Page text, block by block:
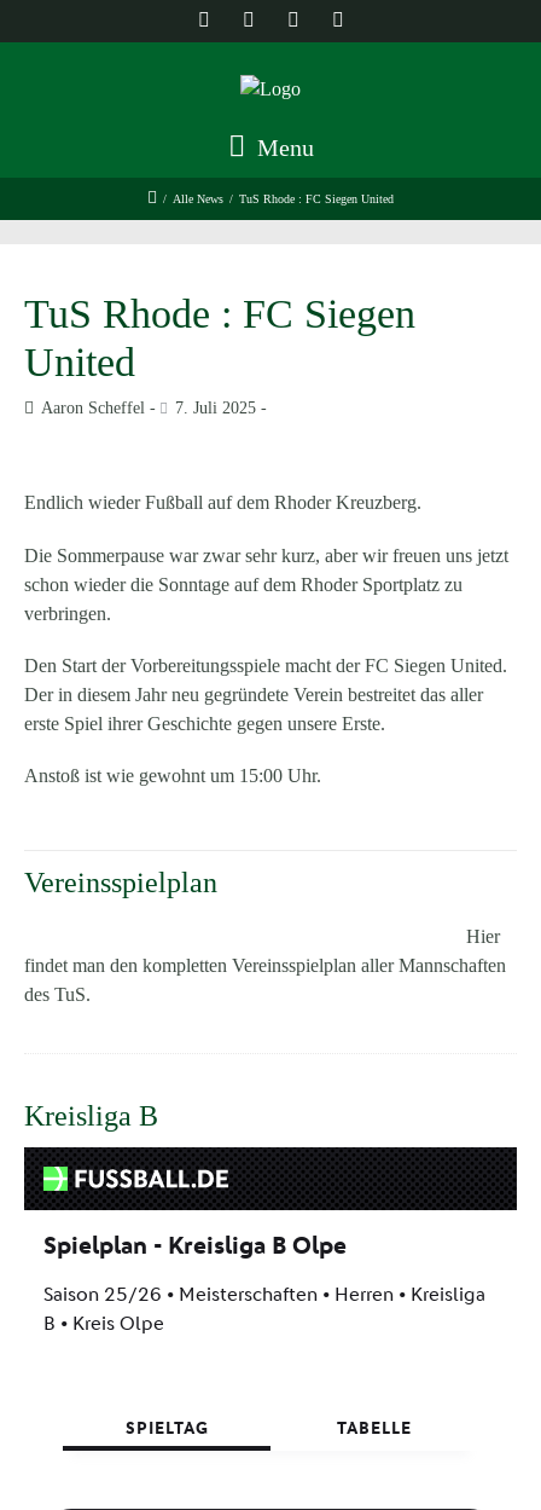
Menu
/ Alle News / TuS Rhode : FC Siegen United
TuS Rhode : FC Siegen
United
Aaron Scheffel 7. Juli 2025
Endlich wieder Fußball auf dem Rhoder Kreuzberg.
Die Sommerpause war zwar sehr kurz, aber wir freuen uns jetzt
schon wieder die Sonntage auf dem Rhoder Sportplatz zu
verbringen.
Den Start der Vorbereitungsspiele macht der FC Siegen United.
Der in diesem Jahr neu gegründete Verein bestreitet das aller
erste Spiel ihrer Geschichte gegen unsere Erste.
Anstoß ist wie gewohnt um 15:00 Uhr.
Vereinsspielplan
Hier
findet man den kompletten Vereinsspielplan aller Mannschaften
des TuS.
Kreisliga B